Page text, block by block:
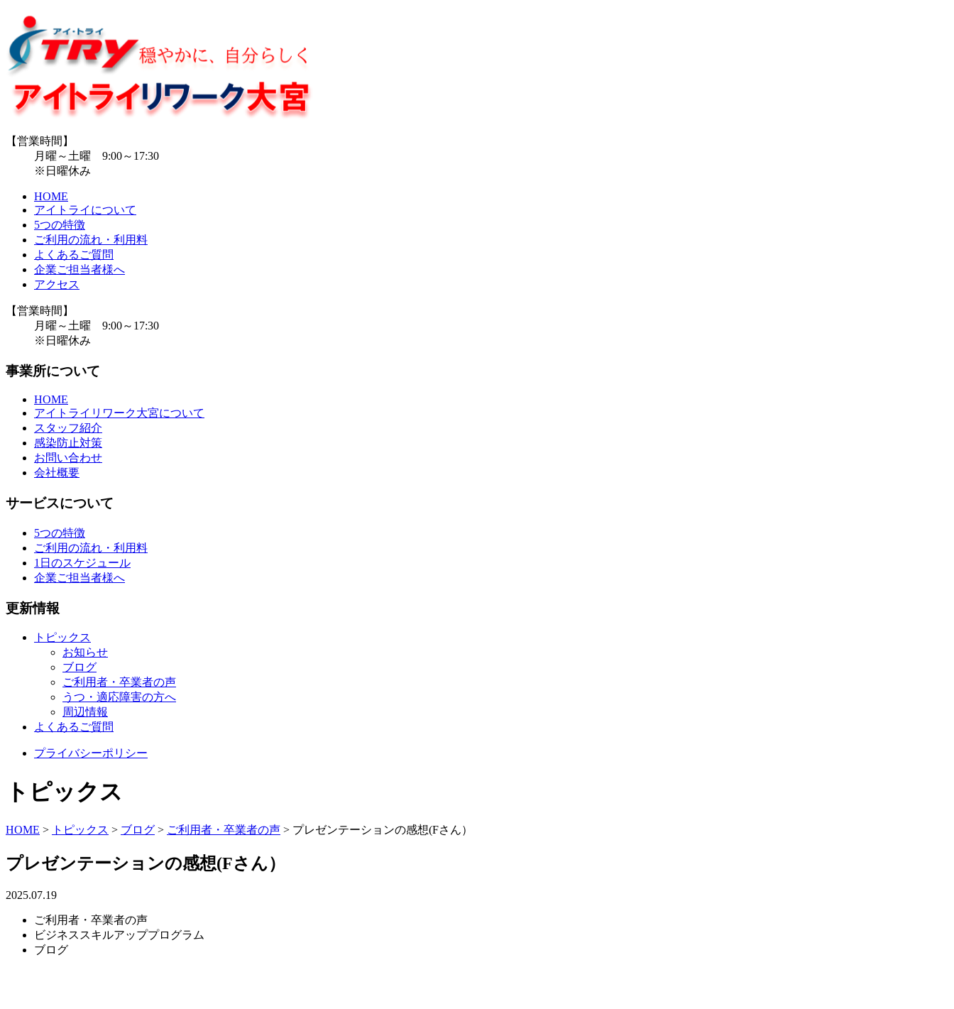
【営業時間】
月曜～土曜 9:00～17:30
※日曜休み
HOME
アイトライについて
5つの特徴
ご利用の流れ・利用料
よくあるご質問
企業ご担当者様へ
アクセス
【営業時間】
月曜～土曜 9:00～17:30
※日曜休み
事業所について
HOME
アイトライリワーク大宮について
スタッフ紹介
感染防止対策
お問い合わせ
会社概要
サービスについて
5つの特徴
ご利用の流れ・利用料
1日のスケジュール
企業ご担当者様へ
更新情報
トピックス
お知らせ
ブログ
ご利用者・卒業者の声
うつ・適応障害の方へ
周辺情報
よくあるご質問
プライバシーポリシー
トピックス
HOME > トピックス > ブログ > ご利用者・卒業者の声 > プレゼンテーションの感想(Fさん）
プレゼンテーションの感想(Fさん）
2025.07.19
ご利用者・卒業者の声
ビジネススキルアッププログラム
ブログ